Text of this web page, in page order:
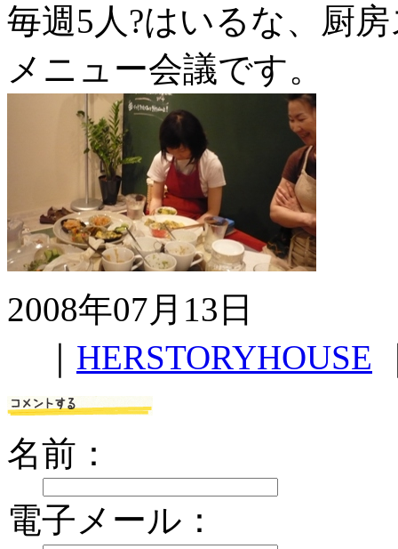
毎週5人?はいるな、厨
メニュー会議です。
2008年07月13日
HERSTORYHOUSE
名前：
電子メール：